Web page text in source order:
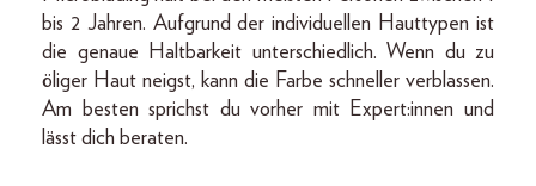
bis 2 Jahren. Aufgrund der individuellen Hauttypen ist
die genaue Haltbarkeit unterschiedlich. Wenn du zu
öliger Haut neigst, kann die Farbe schneller verblassen.
Am besten sprichst du vorher mit Expert:innen und
lässt dich beraten.